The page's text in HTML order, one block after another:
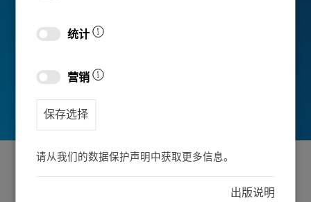
统计
营销
保存选择
请从我们的数据保护声明中获取更多信息。
出版说明